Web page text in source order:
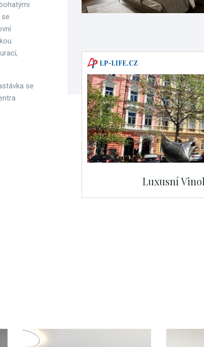
Luxusní
se